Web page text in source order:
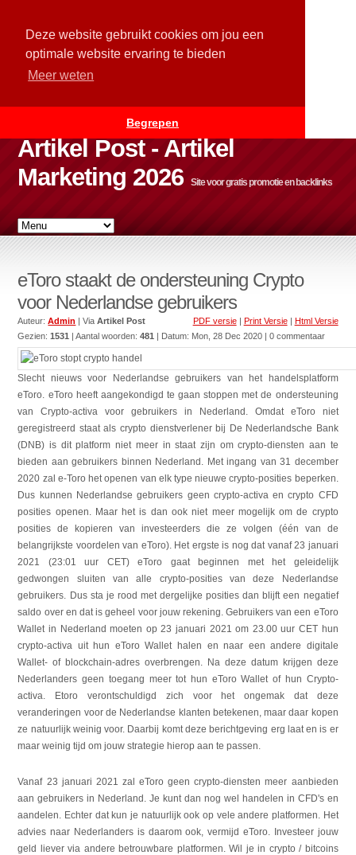
Deze website gebruikt cookies om jou een
optimale website ervaring te bieden
Meer weten
Begrepen
Artikel Post - Artikel
Marketing 2026
Site voor gratis promotie en backlinks
eToro staakt de ondersteuning Crypto
voor Nederlandse gebruikers
PDF versie| Print Versie| Html Versie
Auteur:Admin | ViaArtikel Post
Gezien:1531 | Aantal woorden:481 | Datum: Mon, 28 Dec 2020 | 0 commentaar
Slecht nieuws voor Nederlandse gebruikers van het handelsplatform
eToro. eToro heeft aangekondigd te gaan stoppen met de ondersteuning
van Crypto-activa voor gebruikers in Nederland. Omdat eToro niet
geregistreerd staat als crypto dienstverlener bij De Nederlandsche Bank
(DNB) is dit platform niet meer in staat zijn om crypto-diensten aan te
bieden aan gebruikers binnen Nederland. Met ingang van 31 december
2020 zal e-Toro het openen van elk type nieuwe crypto-posities beperken.
Dus kunnen Nederlandse gebruikers geen crypto-activa en crypto CFD
posities openen. Maar het is dan ook niet meer mogelijk om de crypto
posities de kopieren van investeerders die ze volgen (één van de
belangrijkste voordelen van eToro). Het ergste is nog dat vanaf 23 januari
2021 (23:01 uur CET) eToro gaat beginnen met het geleidelijk
gedwongen sluiten van alle crypto-posities van deze Nederlandse
gebruikers. Dus sta je rood met dergelijke posities dan blijft een negatief
saldo over en dat is geheel voor jouw rekening. Gebruikers van een eToro
Wallet in Nederland moeten op 23 januari 2021 om 23.00 uur CET hun
crypto-activa uit hun eToro Wallet halen en naar een andere digitale
Wallet- of blockchain-adres overbrengen. Na deze datum krijgen deze
Nederlanders geen toegang meer tot hun eToro Wallet of hun Crypto-
activa. Etoro verontschuldigd zich voor het ongemak dat deze
veranderingen voor de Nederlandse klanten betekenen, maar daar kopen
ze natuurlijk weinig voor. Daarbij komt deze berichtgeving erg laat en is er
maar weinig tijd om jouw strategie hierop aan te passen.
Vanaf 23 januari 2021 zal eToro geen crypto-diensten meer aanbieden
aan gebruikers in Nederland. Je kunt dan nog wel handelen in CFD's en
aandelen. Echter dat kun je natuurlijk ook op vele andere platformen. Het
advies naar Nederlanders is daarom ook, vermijd eToro. Investeer jouw
geld liever via andere betrouwbare platformen. Wil je in crypto / bitcoins